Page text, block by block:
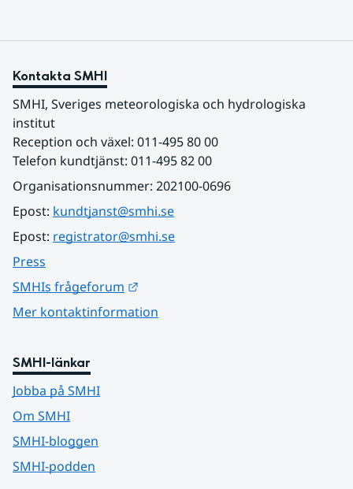
Kontakta SMHI
SMHI, Sveriges meteorologiska och hydrologiska
institut
Reception och växel: 011-495 80 00
Telefon kundtjänst: 011-495 82 00
Organisationsnummer: 202100-0696
Epost: kundtjanst@smhi.se
Epost: registrator@smhi.se
Press
SMHIs frågeforum
Mer kontaktinformation
SMHI-länkar
Jobba på SMHI
Om SMHI
SMHI-bloggen
SMHI-podden